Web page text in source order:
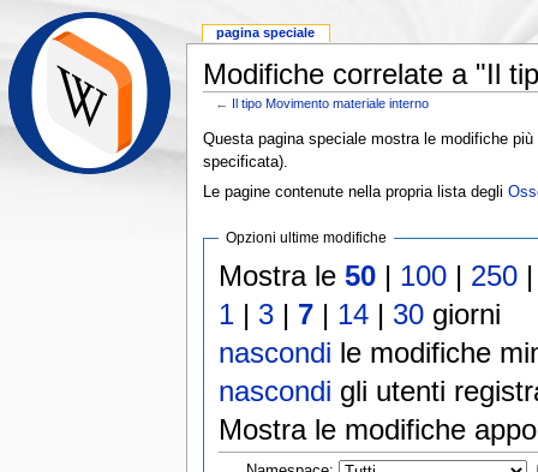
Modifiche correlate a "Il
← Il tipo Movimento materiale interno
Questa pagina speciale mostra le modifiche
specificata).
Le pagine contenute nella propria lista degli
Opzioni ultime modifiche
Mostra le50 | 100 | 250
1 | 3 | 7 | 14 | 30 giorni
nascondi le modifiche
nascondi gli utenti
Mostra le modifiche
pagina speciale